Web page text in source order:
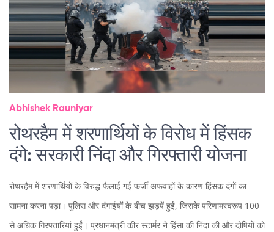
Abhishek Rauniyar
रोथरहैम में शरणार्थियों के विरोध में हिंसक
दंगे: सरकारी निंदा और गिरफ्तारी योजना
रोथरहैम में शरणार्थियों के विरुद्ध फैलाई गई फर्जी अफवाहों के कारण हिंसक दंगों का
सामना करना पड़ा। पुलिस और दंगाईयों के बीच झड़पें हुईं, जिसके परिणामस्वरूप 100
से अधिक गिरफ्तारियां हुईं। प्रधानमंत्री कीर स्टार्मर ने हिंसा की निंदा की और दोषियों को